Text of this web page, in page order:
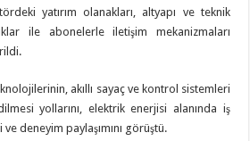
yatırım olanakları, altyapı ve teknik
ile abonelerle iletişim mekanizmaları
akıllı sayaç ve kontrol sistemleri
yollarını, elektrik enerjisi alanında iş
deneyim paylaşımını görüştü.